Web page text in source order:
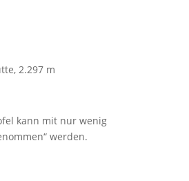
2.297 m
kann mit nur wenig
werden.